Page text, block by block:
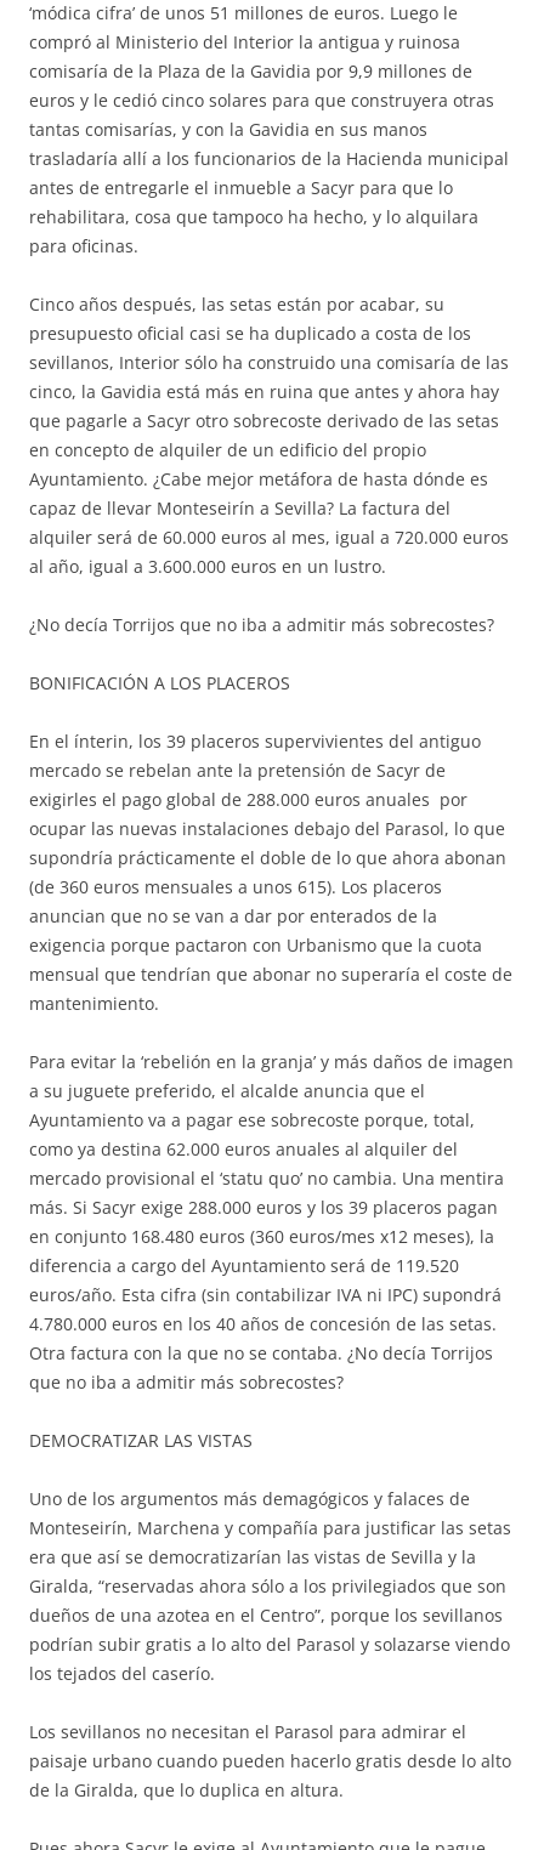
‘módica cifra’ de unos 51 millones de euros. Luego le
compró al Ministerio del Interior la antigua y ruinosa
comisaría de la Plaza de la Gavidia por 9,9 millones de
euros y le cedió cinco solares para que construyera otras
tantas comisarías, y con la Gavidia en sus manos
trasladaría allí a los funcionarios de la Hacienda municipal
antes de entregarle el inmueble a Sacyr para que lo
rehabilitara, cosa que tampoco ha hecho, y lo alquilara
para oficinas.
Cinco años después, las setas están por acabar, su
presupuesto oficial casi se ha duplicado a costa de los
sevillanos, Interior sólo ha construido una comisaría de las
cinco, la Gavidia está más en ruina que antes y ahora hay
que pagarle a Sacyr otro sobrecoste derivado de las setas
en concepto de alquiler de un edificio del propio
Ayuntamiento. ¿Cabe mejor metáfora de hasta dónde es
capaz de llevar Monteseirín a Sevilla? La factura del
alquiler será de 60.000 euros al mes, igual a 720.000 euros
al año, igual a 3.600.000 euros en un lustro.
¿No decía Torrijos que no iba a admitir más sobrecostes?
BONIFICACIÓN A LOS PLACEROS
En el ínterin, los 39 placeros supervivientes del antiguo
mercado se rebelan ante la pretensión de Sacyr de
exigirles el pago global de 288.000 euros anuales por
ocupar las nuevas instalaciones debajo del Parasol, lo que
supondría prácticamente el doble de lo que ahora abonan
(de 360 euros mensuales a unos 615). Los placeros
anuncian que no se van a dar por enterados de la
exigencia porque pactaron con Urbanismo que la cuota
mensual que tendrían que abonar no superaría el coste de
mantenimiento.
Para evitar la ‘rebelión en la granja’ y más daños de imagen
a su juguete preferido, el alcalde anuncia que el
Ayuntamiento va a pagar ese sobrecoste porque, total,
como ya destina 62.000 euros anuales al alquiler del
mercado provisional el ‘statu quo’ no cambia. Una mentira
más. Si Sacyr exige 288.000 euros y los 39 placeros pagan
en conjunto 168.480 euros (360 euros/mes x12 meses), la
diferencia a cargo del Ayuntamiento será de 119.520
euros/año. Esta cifra (sin contabilizar IVA ni IPC) supondrá
4.780.000 euros en los 40 años de concesión de las setas.
Otra factura con la que no se contaba. ¿No decía Torrijos
que no iba a admitir más sobrecostes?
DEMOCRATIZAR LAS VISTAS
Uno de los argumentos más demagógicos y falaces de
Monteseirín, Marchena y compañía para justificar las setas
era que así se democratizarían las vistas de Sevilla y la
Giralda, “reservadas ahora sólo a los privilegiados que son
dueños de una azotea en el Centro”, porque los sevillanos
podrían subir gratis a lo alto del Parasol y solazarse viendo
los tejados del caserío.
Los sevillanos no necesitan el Parasol para admirar el
paisaje urbano cuando pueden hacerlo gratis desde lo alto
de la Giralda, que lo duplica en altura.